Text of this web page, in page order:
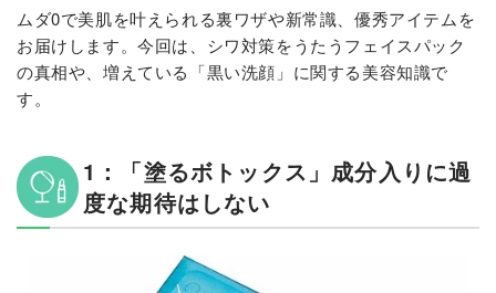
ムダ0で美肌を叶えられる裏ワザや新常識、優秀アイテムを
お届けします。今回は、シワ対策をうたうフェイスパック
の真相や、増えている「黒い洗顔」に関する美容知識で
す。
1：「塗るボトックス」成分入りに過
度な期待はしない